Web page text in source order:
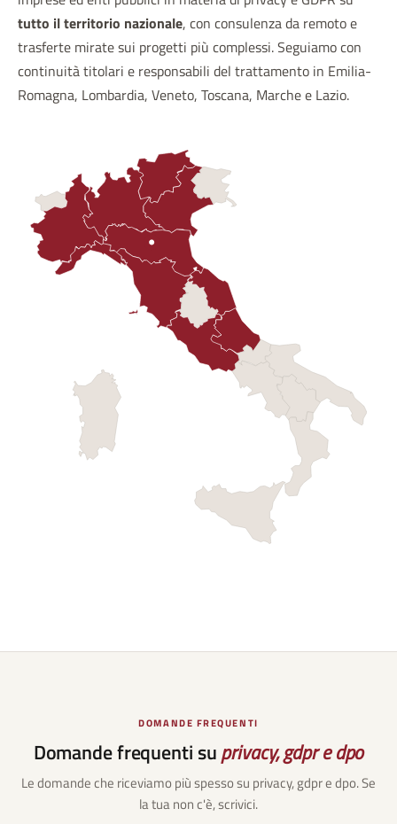
tutto il territorio nazionale, con consulenza da remoto e
trasferte mirate sui progetti più complessi. Seguiamo con
continuità titolari e responsabili del trattamento in Emilia-
Romagna, Lombardia, Veneto, Toscana, Marche e Lazio.
DOMANDE FREQUENTI
Domande frequenti suprivacy, gdpr e dpo
Le domande che riceviamo più spesso su privacy, gdpr e dpo. Se
la tua non c'è, scrivici.